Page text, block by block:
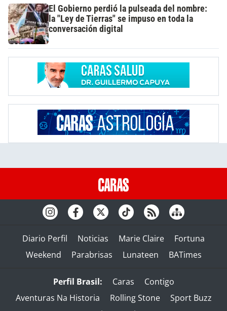
El Gobierno perdió la pulseada del nombre:
la "Ley de Tierras" se impuso en toda la
conversación digital
Diario Perfil Noticias Marie Claire
Fortuna
Weekend
Parabrisas Lunateen BATimes
Perfil Brasil: Caras
Contigo
Aventuras Na Historia
Rolling Stone
Sport Buzz